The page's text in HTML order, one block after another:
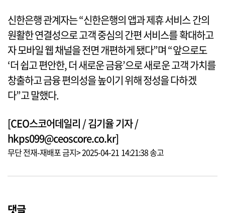
신한은행 관계자는 “신한은행의 앱과 제휴 서비스 간의
원활한 연결성으로 고객 중심의 간편 서비스를 확대하고
자 모바일 웹 채널을 전면 개편하게 됐다”며 “앞으로도
‘더 쉽고 편안한, 더 새로운 금융’으로 새로운 고객 가치를
창출하고 금융 편의성을 높이기 위해 정성을 다하겠
다”고 말했다.
[CEO스코어데일리 / 김기율 기자 /
hkps099@ceoscore.co.kr]
무단 전재-재배포 금지> 2025-04-21 14:21:38 송고
댓글